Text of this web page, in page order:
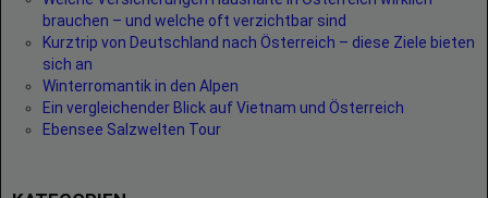
brauchen – und welche oft verzichtbar sind
Kurztrip von Deutschland nach Österreich – diese Ziele bieten
sich an
Winterromantik in den Alpen
Ein vergleichender Blick auf Vietnam und Österreich
Ebensee Salzwelten Tour